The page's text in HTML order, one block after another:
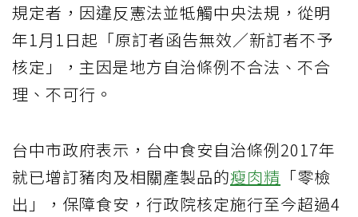
規定者，因違反憲法並牴觸中央法規，從明
年1月1日起「原訂者函告無效／新訂者不予
核定」，主因是地方自治條例不合法、不合
理、不可行。
台中市政府表示，台中食安自治條例2017年
就已增訂豬肉及相關產製品的瘦肉精 「零檢
出」，保障食安，行政院核定施行至今超過4